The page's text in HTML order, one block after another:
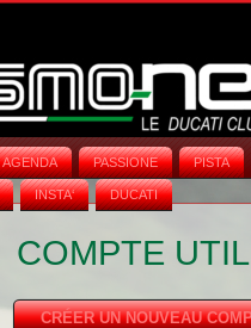
AGENDA PASSIONE PISTA
INSTA‘ DUCATI
COMPTE
CRÉER UN NOUVEAU